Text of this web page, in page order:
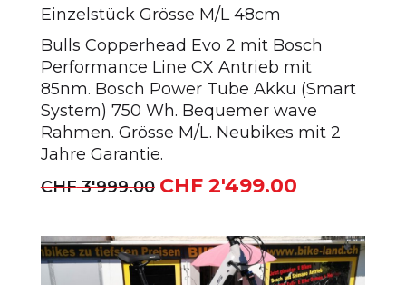
Einzelstück Grösse M/L 48cm
Bulls Copperhead Evo 2 mit Bosch
Performance Line CX Antrieb mit
85nm. Bosch Power Tube Akku (Smart
System) 750 Wh. Bequemer wave
Rahmen. Grösse M/L. Neubikes mit 2
Jahre Garantie.
CHF3'999.00 Ursprünglicher
war:
CHF 3'999.00
CHF2'499.00Aktueller
ist:
CHF 2'499.00.